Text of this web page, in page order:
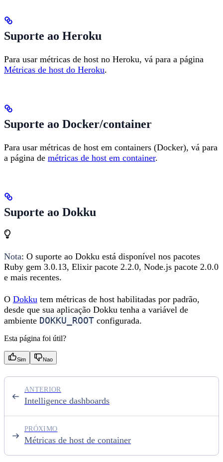
Suporte ao Heroku
Para usar métricas de host no Heroku, vá para a página
Métricas de host do Heroku.
Suporte ao Docker/container
Para usar métricas de host em containers (Docker), vá para
a página de métricas de host em container.
Suporte ao Dokku
Nota: O suporte ao Dokku está disponível nos pacotes
Ruby gem 3.0.13, Elixir pacote 2.2.0, Node.js pacote 2.0.0
e mais recentes.
O Dokku tem métricas de host habilitadas por padrão,
desde que sua aplicação Dokku tenha a variável de
ambiente DOKKU_ROOT configurada.
Esta página foi útil?
Sim Nao
Intelligence dashboards
ANTERIOR
Métricas de host de container
PRÓXIMO